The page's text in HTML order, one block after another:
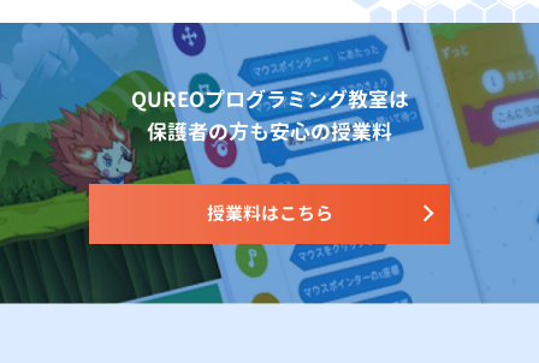
QUREOプログラミング教室は
保護者の方も安心の授業料
授業料はこちら